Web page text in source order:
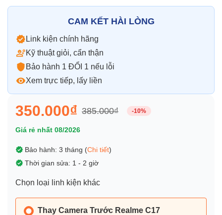
CAM KẾT HÀI LÒNG
Link kiện chính hãng
Kỹ thuật giỏi, cẩn thận
Bảo hành 1 ĐỔI 1 nếu lỗi
Xem trực tiếp, lấy liền
350.000₫ 385.000₫ -10%
Giá rẻ nhất 08/2026
Bảo hành: 3 tháng (Chi tiết)
Thời gian sửa: 1 - 2 giờ
Chọn loại linh kiện khác
Thay Camera Trước Realme C17